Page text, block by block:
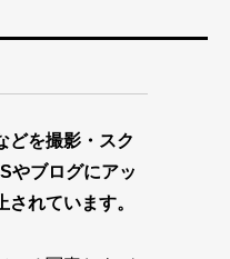
どを撮影・スク
やブログにアッ
れています。